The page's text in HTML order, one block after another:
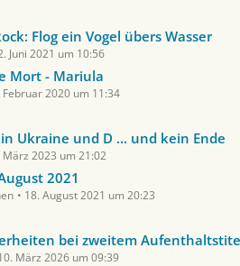
Flog ein Vogel übers Wasser
Juni 2021 um 10:56
Mort - Mariula
Februar 2020 um 11:34
Ukraine und D ... und kein Ende
März 2023 um 21:02
2021
18. August 2021 um 20:23
bei zweitem Aufenthaltstitel in Deutschland nach
März 2026 um 09:39